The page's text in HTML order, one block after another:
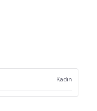
Kadın